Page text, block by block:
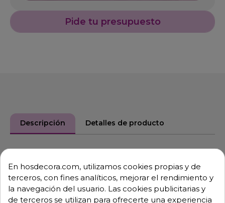
Pide tu presupuesto
Descripción Detalles de producto
pisos 51-V24E
Otras medidas disponibles:
En hosdecora.com, utilizamos cookies propias y de
terceros, con fines analíticos, mejorar el rendimiento y
la navegación del usuario. Las cookies publicitarias y
de terceros se utilizan para ofrecerte una experiencia